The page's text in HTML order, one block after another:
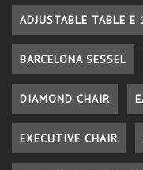
ADJUSTABLE TABLE E
BARCELONA SESSEL
DIAMOND CHAIR
EXECUTIVE CHAIR